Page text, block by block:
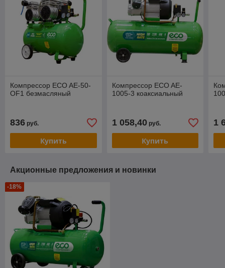
Компрессор ECO AE-50-
OF1 безмасляный
836 руб.
Купить
Компрессор ECO AE-
1005-3 коаксиальный
1 058,40руб.
Купить
1
Акционные предложения и новинки
-18%